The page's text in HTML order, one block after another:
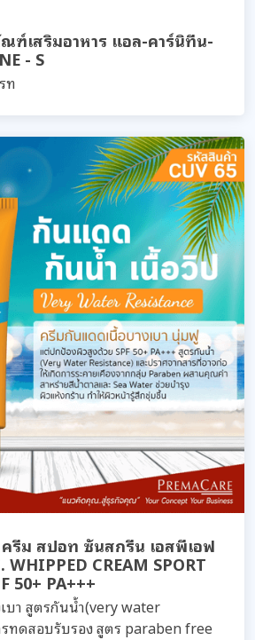
ฑ์เสริมอาหาร แอล-คาร์นิทีน-
- S
ท
รีม สปอท ซันสกรีน เอสพีเอฟ
WHIPPED CREAM SPORT
50+ PA+++
บา สูตรกันน้ำ(very water
ทดสอบรับรอง สูตร paraben free